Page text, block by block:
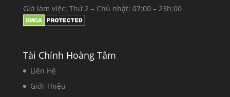
Giờ làm việc: Thứ 2 – Chủ nhật: 07:00 – 23h:00
Tài Chính Hoàng Tâm
Liên Hệ
Giới Thiệu